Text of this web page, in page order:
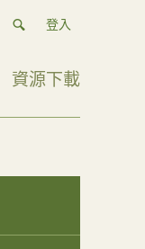
登入
資源下載